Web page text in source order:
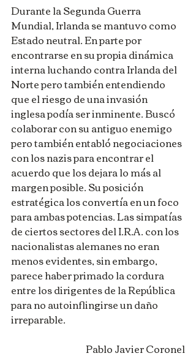
Durante la Segunda Guerra
Mundial, Irlanda se mantuvo como
Estado neutral. En parte por
encontrarse en su propia dinámica
interna luchando contra Irlanda del
Norte pero también entendiendo
que el riesgo de una invasión
inglesa podía ser inminente. Buscó
colaborar con su antiguo enemigo
pero también entabló negociaciones
con los nazis para encontrar el
acuerdo que los dejara lo más al
margen posible. Su posición
estratégica los convertía en un foco
para ambas potencias. Las simpatías
de ciertos sectores del I.R.A. con los
nacionalistas alemanes no eran
menos evidentes, sin embargo,
parece haber primado la cordura
entre los dirigentes de la República
para no autoinflingirse un daño
irreparable.
Pablo Javier Coronel